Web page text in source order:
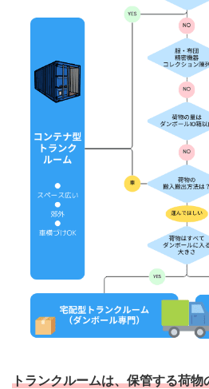
トランクルームは、保管する荷